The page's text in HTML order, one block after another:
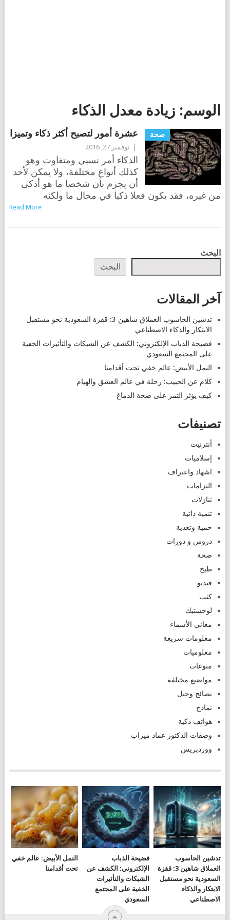
الوسم: زيادة معدل الذكاء
صحة عشرة أمور لتصبح أكثر ذكاء وتميزا
نوفمبر 27, 2016
الذكاء أمر نسبي ومتفاوت وهو
كذلك أنواع مختلفة، ولا يمكن لأحد
أن يجزم بأن شخصا ما هو أذكى
من غيره، فقد يكون فعلا ذكيا في مجال ما ولكنه
Read More
POSTS
البحث
البحث
آخر المقالات
تدشين الحاسوب العملاق شاهين 3: قفزة السعودية نحو مستقبل
الابتكار والذكاء الاصطناعي
فضيحة الذباب الإلكتروني: الكشف عن الشبكات والتأثيرات الخفية
على المجتمع السعودي
النمل الأبيض: عالم خفي تحت أقدامنا
كلام عن الحبيب: رحلة في عالم العشق والهيام
كيف يؤثر التمر على صحة الدماغ
تصنيفات
أنترنيت
إسلاميات
اشهاد واعتراف
التزامات
تنازلات
تنمية ذاتية
حمية وتغذية
دروس و دورات
صحة
طبخ
فيديو
كتب
لوجستيك
معاني الأسماء
معلومات سريعة
معلوميات
منوعات
مواضيع مختلفة
نصائح وحيل
نماذج
هواتف ذكية
وصفات الدكتور عماد ميزاب
ووردبريس
تدشين الحاسوب
العملاق شاهين 3: قفزة
السعودية نحو مستقبل
الابتكار والذكاء
الاصطناعي
فضيحة الذباب
الإلكتروني: الكشف عن
الشبكات والتأثيرات
الخفية على المجتمع
السعودي
النمل الأبيض: عالم خفي
تحت أقدامنا